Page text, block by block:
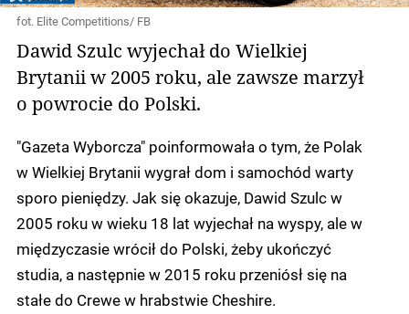
fot. Elite Competitions/ FB
Dawid Szulc wyjechał do Wielkiej
Brytanii w 2005 roku, ale zawsze marzył
o powrocie do Polski.
"Gazeta Wyborcza" poinformowała o tym, że Polak
w Wielkiej Brytanii wygrał dom i samochód warty
sporo pieniędzy. Jak się okazuje, Dawid Szulc w
2005 roku w wieku 18 lat wyjechał na wyspy, ale w
międzyczasie wrócił do Polski, żeby ukończyć
studia, a następnie w 2015 roku przeniósł się na
stałe do Crewe w hrabstwie Cheshire.